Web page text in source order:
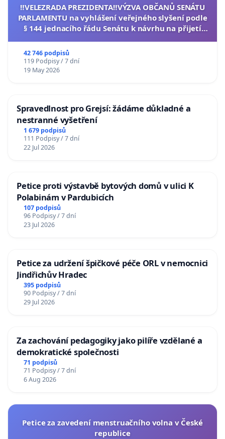
‼️VELEZRADA PREZIDENTA‼️VÝZVA OBČANŮ SENÁTU
PARLAMENTU na vyhlášení veřejného slyšení podle
§ 144 jednacího řádu Senátu k návrhu na přijetí
42 746 podpisů
119 Podpisy / 7 dní
19 May 2026
Spravedlnost pro Grejsí: žádáme důkladné a
nestranné vyšetření
1 679 podpisů
111 Podpisy / 7 dní
22 Jul 2026
Petice proti výstavbě bytových domů v ulici K
Polabinám v Pardubicích
107 podpisů
96 Podpisy / 7 dní
23 Jul 2026
Petice za udržení špičkové péče ORL v nemocnici
Jindřichův Hradec
395 podpisů
90 Podpisy / 7 dní
29 Jul 2026
Za zachování pedagogiky jako pilíře vzdělané a
demokratické společnosti
71 podpisů
71 Podpisy / 7 dní
6 Aug 2026
Petice za zavedení menstruačního volna v České
republice